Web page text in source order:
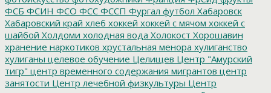
ФСБ ФСИН ФСО ФСС ФССП Фургал футбол Хабаровск
Хабаровский край хлеб хоккей хоккей с мячом хоккей с
шайбой Холдоми холодная вода Холокост Хорошавин
хранение наркотиков хрустальная менора хулиганство
хулиганы целевое обучение Целищев Центр "Амурский
тигр" центр временного содержания мигрантов центр
занятости Центр лечебной физкультуры Центр